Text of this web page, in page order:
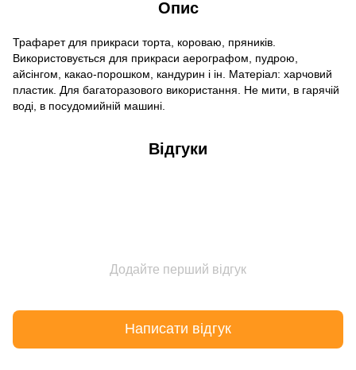
Опис
Трафарет для прикраси торта, короваю, пряників.
Використовується для прикраси аерографом, пудрою,
айсінгом, какао-порошком, кандурин і ін. Матеріал: харчовий
пластик. Для багаторазового використання. Не мити, в гарячій
воді, в посудомийній машині.
Відгуки
Додайте перший відгук
Написати відгук